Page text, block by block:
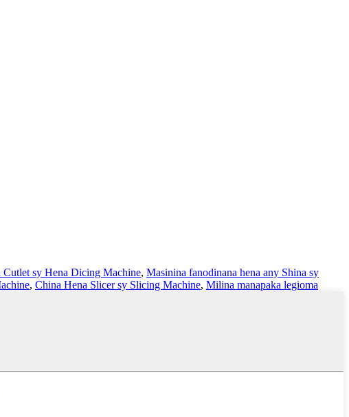
Cutlet sy Hena Dicing Machine, Masinina fanodinana hena any Shina sy
, China Hena Slicer sy Slicing Machine, Milina manapaka legioma